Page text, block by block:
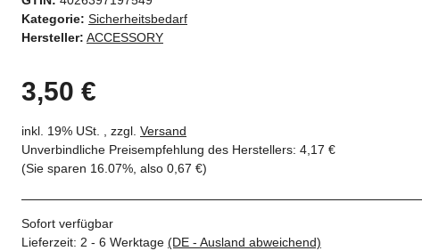
Kategorie: Sicherheitsbedarf
Hersteller: ACCESSORY
3,50 €
inkl. 19% USt. , zzgl. Versand
Unverbindliche Preisempfehlung des Herstellers: 4,17 €
(Sie sparen 16.07%, also 0,67 €)
Sofort verfügbar
Lieferzeit: 2 - 6 Werktage (DE - Ausland abweichend)